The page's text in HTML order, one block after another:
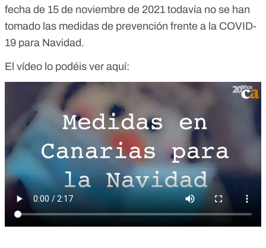
fecha de 15 de noviembre de 2021 todavía no se han
tomado las medidas de prevención frente a la COVID-
19 para Navidad.
El vídeo lo podéis ver aquí: